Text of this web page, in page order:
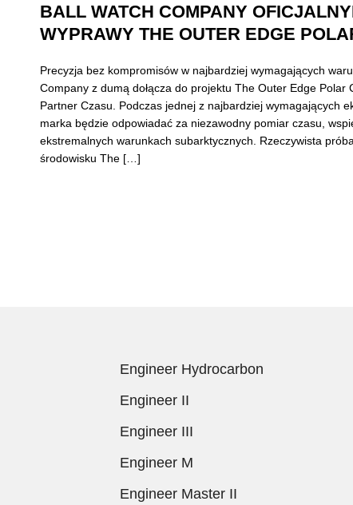
BALL WATCH COMPANY
WYPRAWY THE OUTER EDGE
Precyzja bez kompromisów w najbardziej wymagających
Company z dumą dołącza do projektu The Outer Edge Polar
Partner Czasu. Podczas jednej z najbardziej wymagających
marka będzie odpowiadać za niezawodny pomiar czasu,
ekstremalnych warunkach subarktycznych. Rzeczywista
środowisku The […]
Engineer Hydrocarbon
Engineer II
Engineer III
Engineer M
Engineer Master II